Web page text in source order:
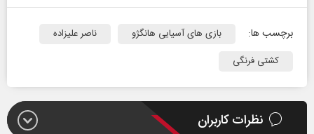
برچسب ها: بازی های آسیایی هانگژو
ناصر علیزاده
کشتی فرنگی
نظرات کاربران